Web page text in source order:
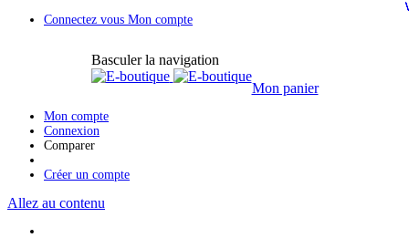
Connectez vous Mon compte
Basculer la navigation
Mon panier
Mon compte
Connexion
Comparer
Créer un compte
Allez au contenu